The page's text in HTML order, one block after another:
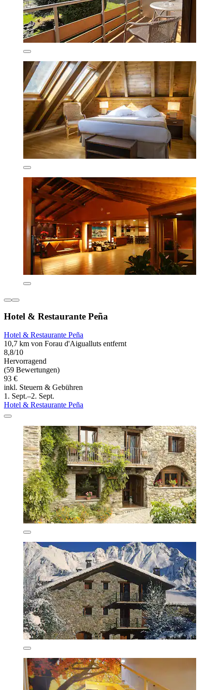
Hotel & Restaurante Peña
Hotel & Restaurante Peña
10,7 km von Forau d'Aigualluts entfernt
8,8/10
Hervorragend
(59 Bewertungen)
93 €
inkl. Steuern & Gebühren
1. Sept.–2. Sept.
Hotel & Restaurante Peña